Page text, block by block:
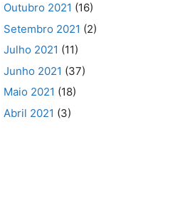
Outubro 2021 (16)
Setembro 2021 (2)
Julho 2021 (11)
Junho 2021 (37)
Maio 2021 (18)
Abril 2021 (3)